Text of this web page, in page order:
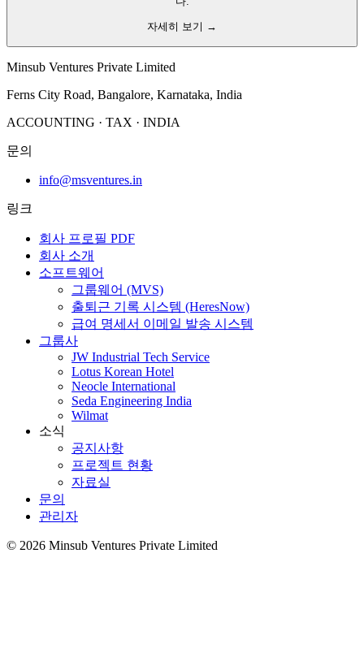
자세히 보기 →
Minsub Ventures Private Limited
Ferns City Road, Bangalore, Karnataka, India
ACCOUNTING · TAX · INDIA
문의
info@msventures.in
링크
회사 프로필 PDF
회사 소개
소프트웨어
그룹웨어 (MVS)
출퇴근 기록 시스템 (HeresNow)
급여 명세서 이메일 발송 시스템
그룹사
JW Industrial Tech Service
Lotus Korean Hotel
Neocle International
Seda Engineering India
Wilmat
소식
공지사항
프로젝트 현황
자료실
문의
관리자
© 2026 Minsub Ventures Private Limited